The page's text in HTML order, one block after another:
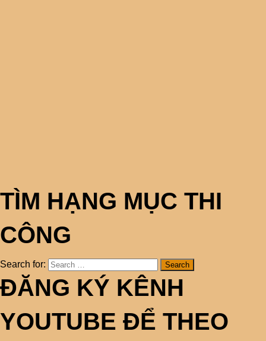
TÌM HẠNG MỤC THI
CÔNG
Search for:
ĐĂNG KÝ KÊNH
YOUTUBE ĐỂ THEO